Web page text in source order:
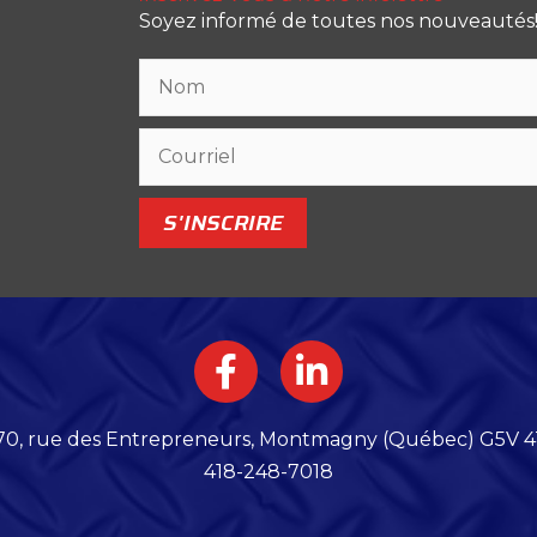
Soyez informé de toutes nos
S'INSCRIRE
rue des Entrepreneurs, Montmagny (Québec) G5V
418-248-7018